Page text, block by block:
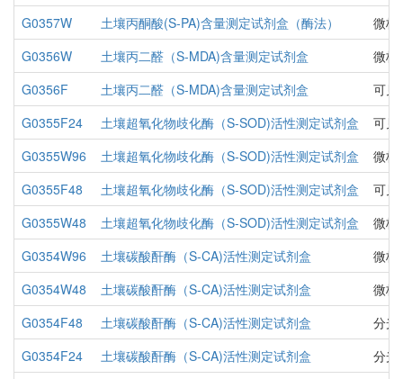
G0357W
土壤丙酮酸(S-PA)含量测定试剂盒（酶法）
微板
G0356W
土壤丙二醛（S-MDA)含量测定试剂盒
微板
G0356F
土壤丙二醛（S-MDA)含量测定试剂盒
可见
G0355F24
土壤超氧化物歧化酶（S-SOD)活性测定试剂盒
可见
G0355W96
土壤超氧化物歧化酶（S-SOD)活性测定试剂盒
微板
G0355F48
土壤超氧化物歧化酶（S-SOD)活性测定试剂盒
可见
G0355W48
土壤超氧化物歧化酶（S-SOD)活性测定试剂盒
微板
G0354W96
土壤碳酸酐酶（S-CA)活性测定试剂盒
微板
G0354W48
土壤碳酸酐酶（S-CA)活性测定试剂盒
微板
G0354F48
土壤碳酸酐酶（S-CA)活性测定试剂盒
分光
G0354F24
土壤碳酸酐酶（S-CA)活性测定试剂盒
分光